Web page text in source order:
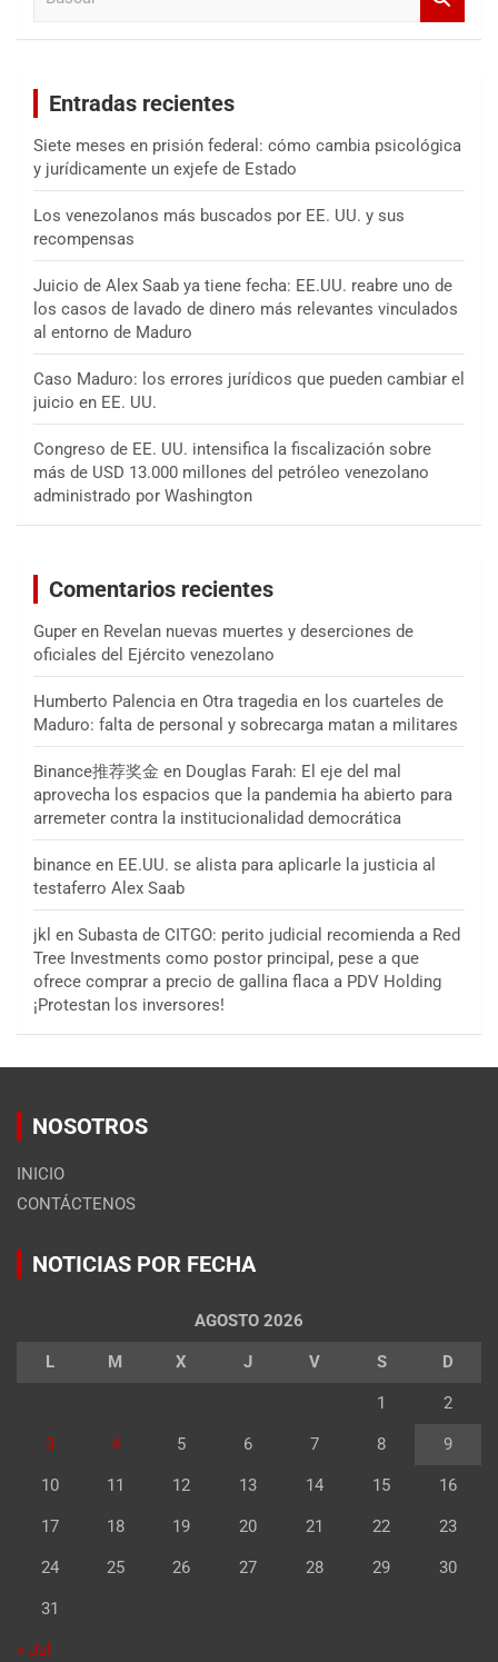
Entradas recientes
Siete meses en prisión federal: cómo cambia psicológica
y jurídicamente un exjefe de Estado
Los venezolanos más buscados por EE. UU. y sus
recompensas
Juicio de Alex Saab ya tiene fecha: EE.UU. reabre uno de
los casos de lavado de dinero más relevantes vinculados
al entorno de Maduro
Caso Maduro: los errores jurídicos que pueden cambiar el
juicio en EE. UU.
Congreso de EE. UU. intensifica la fiscalización sobre
más de USD 13.000 millones del petróleo venezolano
administrado por Washington
Comentarios recientes
Guper en Revelan nuevas muertes y deserciones de
oficiales del Ejército venezolano
Humberto Palencia en Otra tragedia en los cuarteles de
Maduro: falta de personal y sobrecarga matan a militares
Binance推荐奖金 en Douglas Farah: El eje del mal
aprovecha los espacios que la pandemia ha abierto para
arremeter contra la institucionalidad democrática
binance en EE.UU. se alista para aplicarle la justicia al
testaferro Alex Saab
jkl en Subasta de CITGO: perito judicial recomienda a Red
Tree Investments como postor principal, pese a que
ofrece comprar a precio de gallina flaca a PDV Holding
¡Protestan los inversores!
NOSOTROS
INICIO
CONTÁCTENOS
NOTICIAS POR FECHA
AGOSTO 2026
L M X J V S D
1 2
3 4 5 6 7 8 9
10 11 12 13 14 15 16
17 18 19 20 21 22 23
24 25 26 27 28 29 30
31
« Jul